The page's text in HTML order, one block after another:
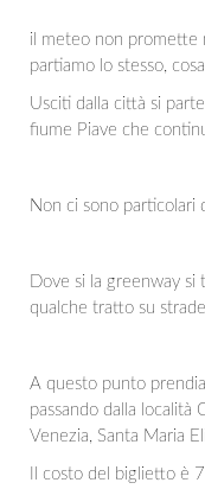
il meteo non promette
partiamo lo stesso,
Usciti dalla città si
fiume Piave che
Non ci sono particolari
Dove si la greenway
qualche tratto su
A questo punto
passando dalla località
Venezia, Santa Maria
Il costo del biglietto è